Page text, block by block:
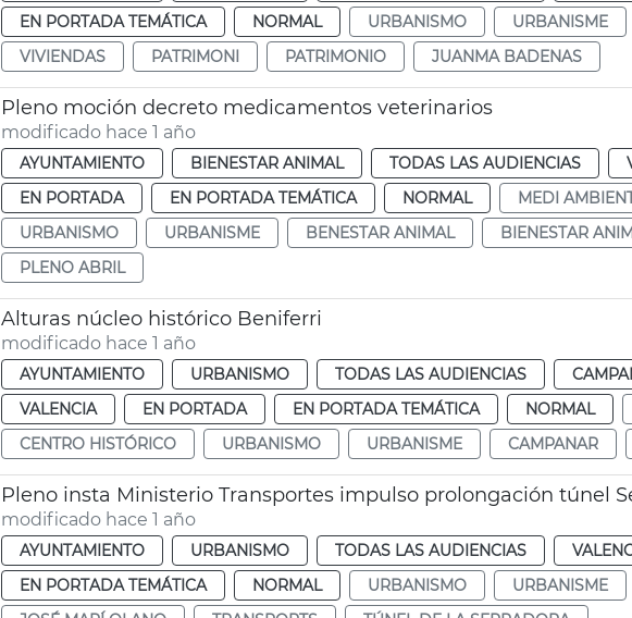
EN PORTADA TEMÁTICA
NORMAL URBANISMO URBANISME
VIVIENDAS
PATRIMONI PATRIMONIO JUANMA BADENAS
Pleno moción decreto medicamentos veterinarios
modificado hace 1 año
AYUNTAMIENTO BIENESTAR ANIMAL TODAS LAS AUDIENCIAS
EN PORTADA
EN PORTADA TEMÁTICA NORMAL MEDI
URBANISMO
URBANISME BENESTAR ANIMAL BIENESTAR
PLENO ABRIL
Alturas núcleo histórico Beniferri
modificado hace 1 año
AYUNTAMIENTO URBANISMO TODAS LAS AUDIENCIAS
VALENCIA
EN PORTADA EN PORTADA TEMÁTICA NORMAL
CENTRO HISTÓRICO
URBANISMO URBANISME CAMPANAR
Pleno insta Ministerio Transportes impulso prolongación túnel
modificado hace 1 año
AYUNTAMIENTO URBANISMO TODAS LAS AUDIENCIAS
EN PORTADA TEMÁTICA
NORMAL URBANISMO URBANISME